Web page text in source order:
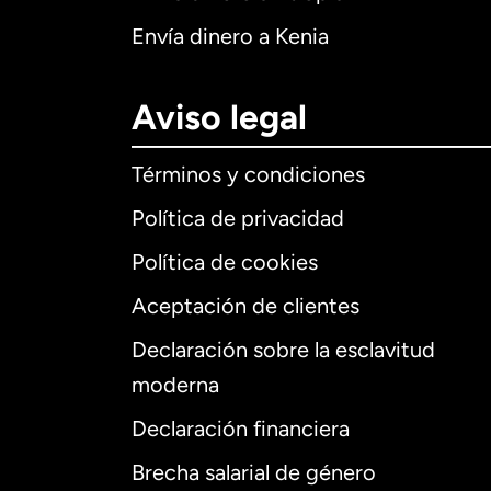
Envía dinero a Kenia
Aviso legal
Términos y condiciones
Política de privacidad
Política de cookies
Aceptación de clientes
Declaración sobre la esclavitud
moderna
Declaración financiera
Brecha salarial de género
Internacional
Alemania